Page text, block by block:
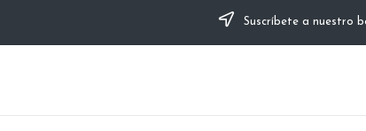
Suscríbete a nuestro